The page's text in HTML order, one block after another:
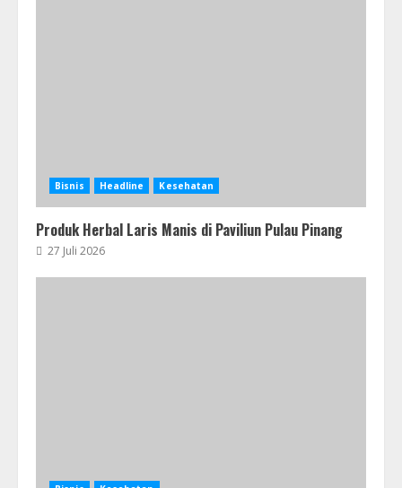
Bisnis Headline Kesehatan
Produk Herbal Laris Manis di Paviliun Pulau Pinang
27 Juli 2026